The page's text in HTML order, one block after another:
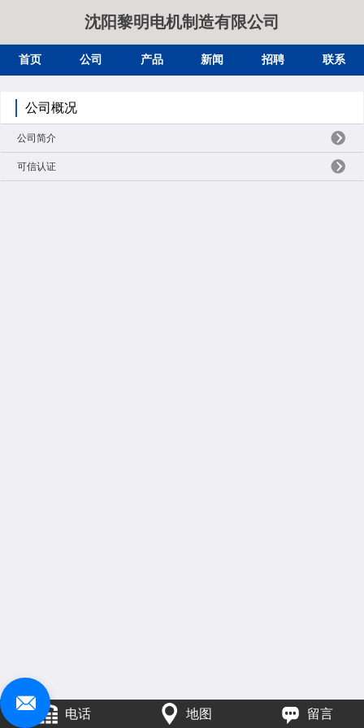
沈阳黎明电机制造有限公司
首页 公司 产品 新闻 招聘 联系
公司概况
公司简介
可信认证
电话 地图 留言